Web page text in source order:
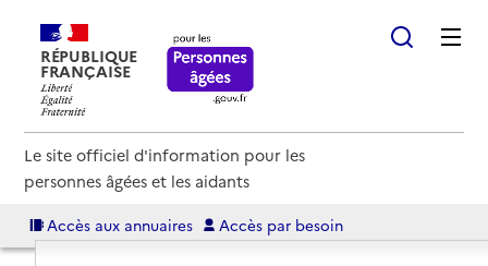
RÉPUBLIQUE
FRANÇAISE
Le site officiel d'information pour les
personnes âgées et les aidants
Accès aux annuaires Accès par besoin